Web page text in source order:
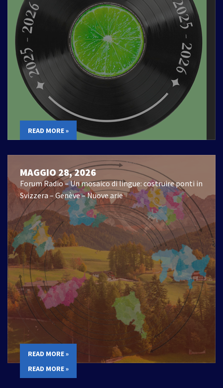
READ MORE »
MAGGIO 28, 2026
Forum Radio – Un mosaico di lingue: costruire ponti in
Svizzera – Genève – Nuove arie
READ MORE »
READ MORE »